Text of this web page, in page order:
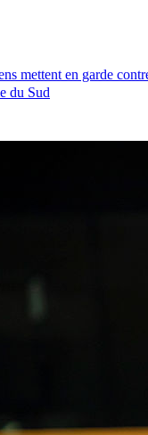
mettent en garde
du Sud